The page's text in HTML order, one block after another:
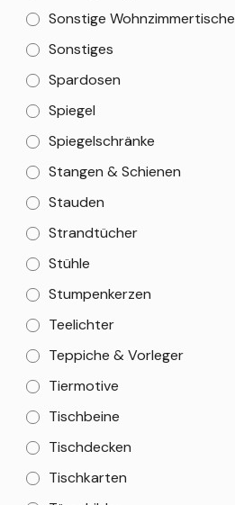
Sonstige Wohnzimmertische
Sonstiges
Spardosen
Spiegel
Spiegelschränke
Stangen & Schienen
Stauden
Strandtücher
Stühle
Stumpenkerzen
Teelichter
Teppiche & Vorleger
Tiermotive
Tischbeine
Tischdecken
Tischkarten